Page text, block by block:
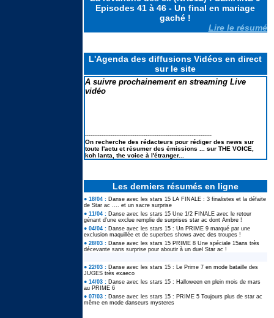
2026 pour le 250e anniversaire
Elodie FREGE de retour à la
chanson : ses lives à LA FETE DE
LA MUSIQUE 2026
Episodes 41 à 46 - Un final en mariage
gaché !
Lire le résumé
L'Agenda des diffusions Vidéos en direct
sur le site
A suivre prochainement en streaming Live
vidéo
---------------------------------------------------------------------
On recherche des rédacteurs pour rédiger des news sur
toute l'actu et résumer des émissions ... sur THE VOICE,
koh lanta, the voice à l'étranger...
Les derniers résumés en ligne
● 18/04 : Danse avec les stars 15 LA FINALE : 3 finalistes et la défaite
de Star ac .... et un sacre surprise
● 11/04 : Danse avec les stars 15 Une 1/2 FINALE avec le retour
génant d'une exclue remplie de surprises star ac dont Ambre !
● 04/04 : Danse avec les stars 15 : Un PRIME 9 marqué par une
exclusion maquillée et de superbes shows avec des troupes !
● 28/03 : Danse avec les stars 15 PRIME 8 Une spéciale 15ans très
décevante sans surprise pour aboutir à un duel Star ac !
● 22/03 : Danse avec les stars 15 : Le Prime 7 en mode bataille des
JUGES très exaeco
● 14/03 : Danse avec les stars 15 : Halloween en plein mois de mars
au PRIME 6
● 07/03 : Danse avec les stars 15 : PRIME 5 Toujours plus de star ac
même en mode danseurs mysteres